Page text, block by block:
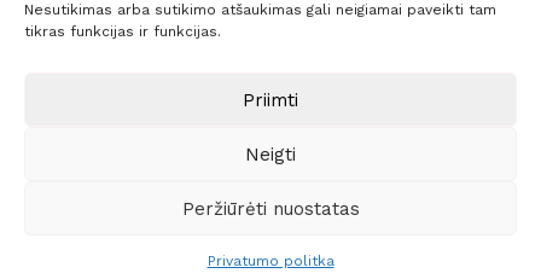
Nesutikimas arba sutikimo atšaukimas gali neigiamai paveikti tam
tikras funkcijas ir funkcijas.
Priimti
Neigti
Peržiūrėti nuostatas
Privatumo politka
Prenumerata Reklama
Sprendimas:ITBrolis